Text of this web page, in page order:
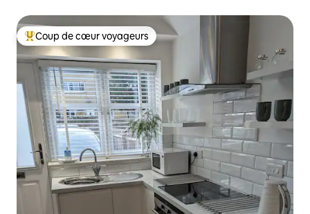
Coups de cœur voyageurs les plus appréciés
Coup de cœur voyageurs